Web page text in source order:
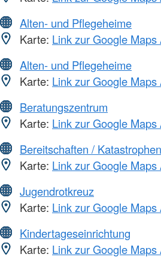
Alten- und Pflegeheime
Karte: Link zur Google Maps
Alten- und Pflegeheime
Karte: Link zur Google Maps
Beratungszentrum
Karte: Link zur Google Maps
Bereitschaften /
Karte: Link zur Google Maps
Jugendrotkreuz
Karte: Link zur Google Maps
Kindertageseinrichtung
Karte: Link zur Google Maps